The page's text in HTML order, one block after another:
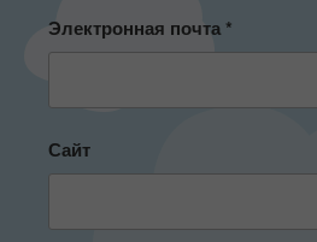
Электронная почта*
Сайт